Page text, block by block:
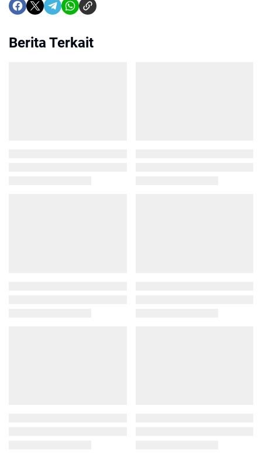
Berita Terkait